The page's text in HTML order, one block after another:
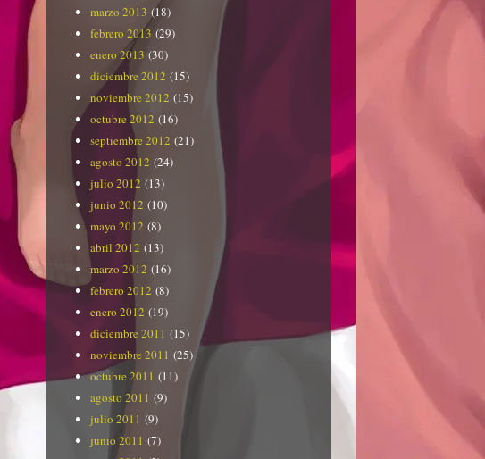
marzo 2013 (18)
febrero 2013 (29)
enero 2013 (30)
diciembre 2012 (15)
noviembre 2012 (15)
octubre 2012 (16)
septiembre 2012 (21)
agosto 2012 (24)
julio 2012 (13)
junio 2012 (10)
mayo 2012 (8)
abril 2012 (13)
marzo 2012 (16)
febrero 2012 (8)
enero 2012 (19)
diciembre 2011 (15)
noviembre 2011 (25)
octubre 2011 (11)
agosto 2011 (9)
julio 2011 (9)
junio 2011 (7)